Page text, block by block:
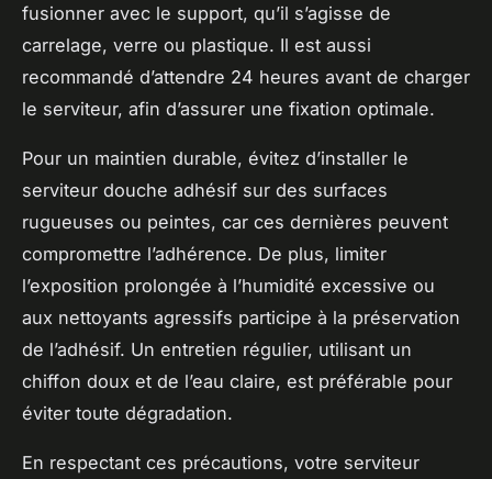
fusionner avec le support, qu’il s’agisse de
carrelage, verre ou plastique. Il est aussi
recommandé d’attendre 24 heures avant de charger
le serviteur, afin d’assurer une fixation optimale.
Pour un maintien durable, évitez d’installer le
serviteur douche adhésif sur des surfaces
rugueuses ou peintes, car ces dernières peuvent
compromettre l’adhérence. De plus, limiter
l’exposition prolongée à l’humidité excessive ou
aux nettoyants agressifs participe à la préservation
de l’adhésif. Un entretien régulier, utilisant un
chiffon doux et de l’eau claire, est préférable pour
éviter toute dégradation.
En respectant ces précautions, votre serviteur